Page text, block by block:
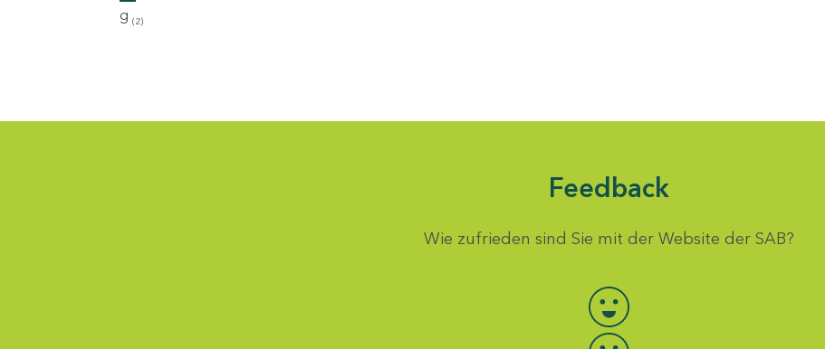
g (2)
Feedback
Wie zufrieden sind Sie mit der Website der SAB?
Bewertung auswählen